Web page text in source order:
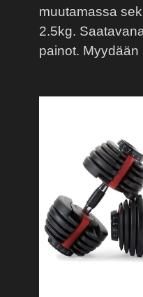
muutamassa
2.5kg.
painot. Myydään